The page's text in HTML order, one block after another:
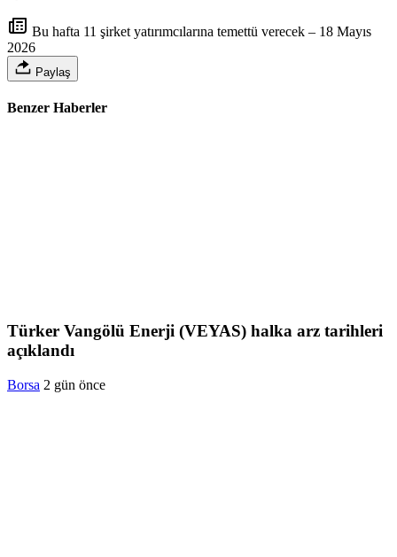
Bu hafta 11 şirket yatırımcılarına temettü verecek – 18 Mayıs
2026
Paylaş
Benzer Haberler
Türker Vangölü Enerji (VEYAS) halka arz tarihleri
açıklandı
Borsa 2 gün önce